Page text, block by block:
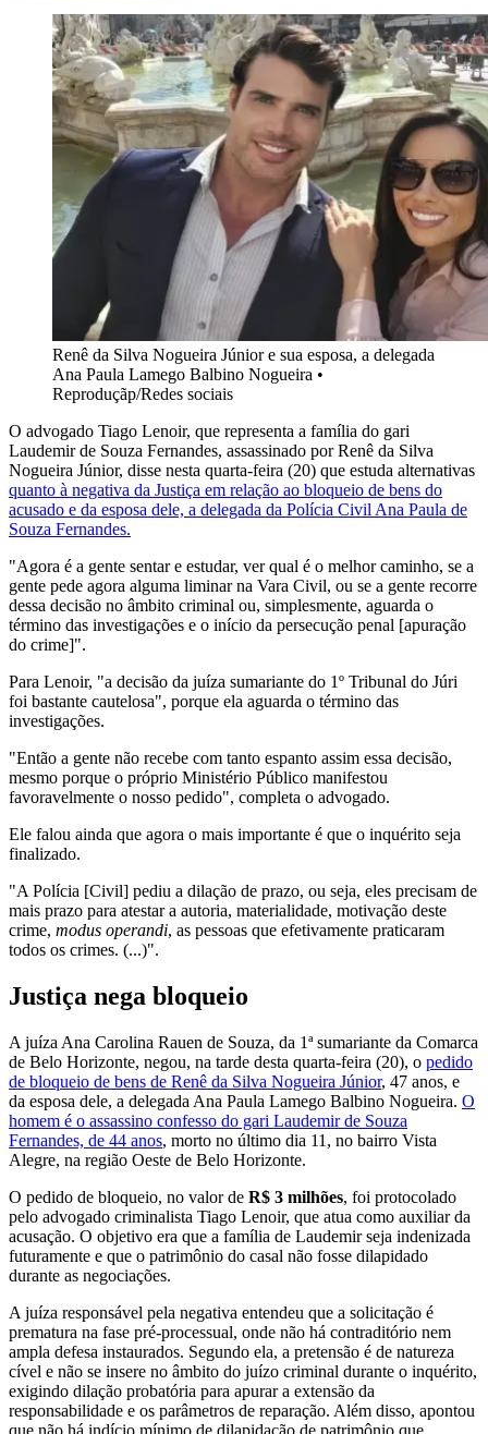
Renê da Silva Nogueira Júnior e sua esposa, a delegada
Ana Paula Lamego Balbino Nogueira •
Reproduçãp/Redes sociais
O advogado Tiago Lenoir, que representa a família do gari
Laudemir de Souza Fernandes, assassinado por Renê da Silva
Nogueira Júnior, disse nesta quarta-feira (20) que estuda alternativas
quanto à negativa da Justiça em relação ao bloqueio de bens do
acusado e da esposa dele, a delegada da Polícia Civil Ana Paula de
Souza Fernandes.
"Agora é a gente sentar e estudar, ver qual é o melhor caminho, se a
gente pede agora alguma liminar na Vara Civil, ou se a gente recorre
dessa decisão no âmbito criminal ou, simplesmente, aguarda o
término das investigações e o início da persecução penal [apuração
do crime]".
Para Lenoir, "a decisão da juíza sumariante do 1º Tribunal do Júri
foi bastante cautelosa", porque ela aguarda o término das
investigações.
"Então a gente não recebe com tanto espanto assim essa decisão,
mesmo porque o próprio Ministério Público manifestou
favoravelmente o nosso pedido", completa o advogado.
Ele falou ainda que agora o mais importante é que o inquérito seja
finalizado.
"A Polícia [Civil] pediu a dilação de prazo, ou seja, eles precisam de
mais prazo para atestar a autoria, materialidade, motivação deste
crime, modus operandi, as pessoas que efetivamente praticaram
todos os crimes. (...)".
Justiça nega bloqueio
A juíza Ana Carolina Rauen de Souza, da 1ª sumariante da Comarca
de Belo Horizonte, negou, na tarde desta quarta-feira (20), o pedido
de bloqueio de bens de Renê da Silva Nogueira Júnior, 47 anos, e
da esposa dele, a delegada Ana Paula Lamego Balbino Nogueira. O
homem é o assassino confesso do gari Laudemir de Souza
Fernandes, de 44 anos, morto no último dia 11, no bairro Vista
Alegre, na região Oeste de Belo Horizonte.
O pedido de bloqueio, no valor de R$ 3 milhões, foi protocolado
pelo advogado criminalista Tiago Lenoir, que atua como auxiliar da
acusação. O objetivo era que a família de Laudemir seja indenizada
futuramente e que o patrimônio do casal não fosse dilapidado
durante as negociações.
A juíza responsável pela negativa entendeu que a solicitação é
prematura na fase pré-processual, onde não há contraditório nem
ampla defesa instaurados. Segundo ela, a pretensão é de natureza
cível e não se insere no âmbito do juízo criminal durante o inquérito,
exigindo dilação probatória para apurar a extensão da
responsabilidade e os parâmetros de reparação. Além disso, apontou